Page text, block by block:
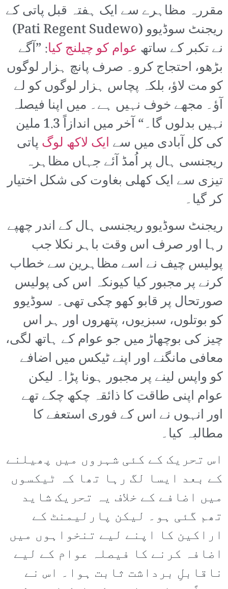
مقررہ مظاہرے سے ایک ہفتہ قبل پاتی کے
ریجنٹ سوڈیوو (Pati Regent Sudewo)
نے تکبر کے ساتھ عوام کو چیلنج کیا: ”آگے
بڑھو، احتجاج کرو۔ صرف پانچ ہزار لوگوں
کو مت لاؤ، بلکہ پچاس ہزار لوگوں کو لے
آؤ۔ مجھے خوف نہیں ہے۔ میں اپنا فیصلہ
نہیں بدلوں گا۔“ آخر میں اندازاً 1.3 ملین
کی کل آبادی میں سے ایک لاکھ لوگپاتی
ریجنسی ہال پر اُمڈ آئے جہاں مظاہرہ
تیزی سے ایک کھلی بغاوت کی شکل اختیار
کر گیا۔
ریجنٹ سوڈیوو ریجنسی ہال کے اندر چھپے
رہا اور صرف اس وقت باہر نکلا جب
پولیس چیف نے اسے مظاہرین سے خطاب
کرنے پر مجبور کیا کیونکہ اس کی پولیس
صورتحال پر قابو کھو چکی تھی۔ سوڈیوو
کو بوتلوں، سبزیوں، پتھروں اور ہر اس
چیز کی بوچھاڑ میں جو عوام کے ہاتھ لگی،
معافی مانگنے اور اپنے ٹیکس میں اضافے
کو واپس لینے پر مجبور ہونا پڑا۔ لیکن
عوام اپنی طاقت کا ذائقہ چکھ چکے تھے
اور انہوں نے اس کے فوری استعفے کا
مطالبہ کیا۔
اس تحریک کے کئی شہروں میں پھیلنے
کے بعد ایسا لگ رہا تھا کہ ٹیکسوں
میں اضافے کے خلاف یہ تحریک شاید
تھم گئی ہو۔ لیکن پارلیمنٹ کے
اراکین کا اپنے لیے تنخواہوں میں
اضافہ کرنے کا فیصلہ عوام کے لیے
ناقابلِ برداشت ثابت ہوا۔ اس نے